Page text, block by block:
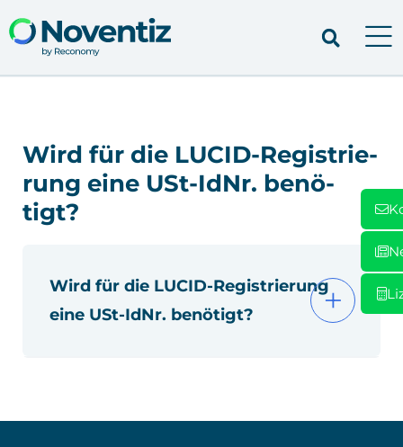
Wird für die LUCID-Regis­trie­
rung eine USt‑IdNr. benö­
tigt?
Wird für die LUCID-Regis­trie­rung
eine USt‑IdNr. benö­tigt?